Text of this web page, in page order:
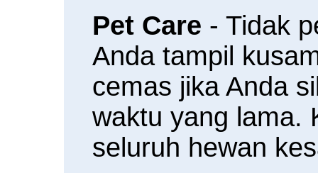
Pet Care - Tidak
Anda tampil
cemas jika Anda
waktu yang lama.
seluruh hewan